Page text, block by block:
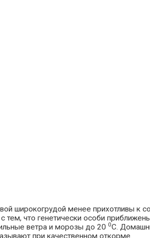
широкогрудой менее прихотливы к
тем, что генетически особи
ветра и морозы до 20 0С.
при качественном откорме.